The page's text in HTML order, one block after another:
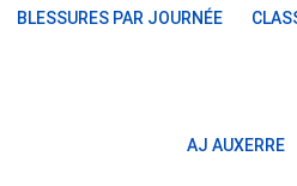
BLESSURES PAR JOURNÉE
AJ AUXERRE